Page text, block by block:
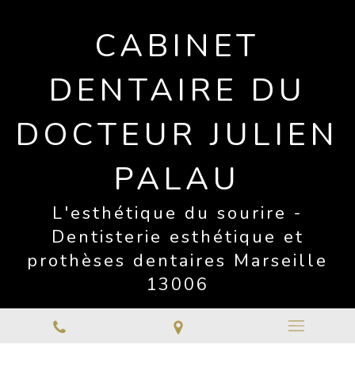
CABINET
DENTAIRE DU
DOCTEUR JULIEN
PALAU
L'esthétique du sourire -
Dentisterie esthétique et
prothèses dentaires Marseille
13006